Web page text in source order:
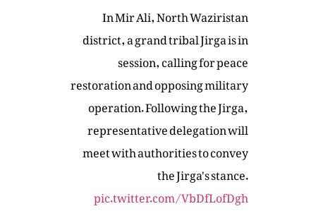
In Mir Ali, North Waziristan
district, a grand tribal Jirga is in
session, calling for peace
restoration and opposing military
operation. Following the Jirga,
representative delegation will
meet with authorities to convey
the Jirga's stance.
pic.twitter.com/VbDfLofDgh